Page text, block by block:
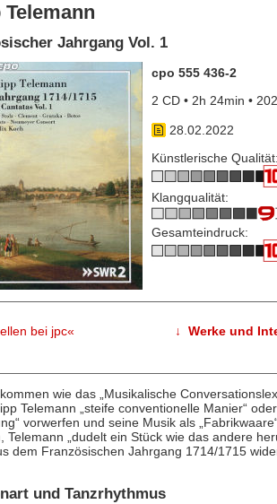
Jahrgang Vol. 1
cpo 555 436-2
2 CD • 2h 24min •
28.02.2022
Künstlerische Qualität:
Klangqualität:
Gesamteindruck:
bei jpc« ↓ Werke und
wie das „Musikalische
Telemann „steife conventionelle Manier“
vorwerfen und seine Musik als
Telemann „dudelt ein Stück wie das andere
dem Französischen Jahrgang 1714/1715
und Tanzrhythmus